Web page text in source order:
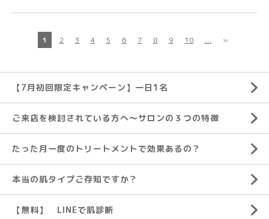
1 2 3 4 5 6 7 8 9 10 ... »
【7月初回限定キャンペーン】一日1名
ご来店を検討されている方へ～サロンの３つの特徴
たった月一度のトリートメントで効果あるの？
本当の肌タイプご存知ですか？
【無料】 LINEで肌診断